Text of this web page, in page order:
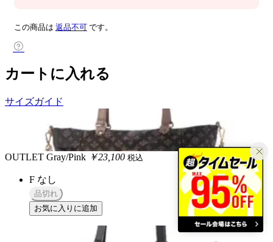
この商品は 返品不可 です。
カートに入れる
サイズガイド
OUTLET Gray/Pink ￥23,100 税込
F なし
品切れ
お気に入りに追加